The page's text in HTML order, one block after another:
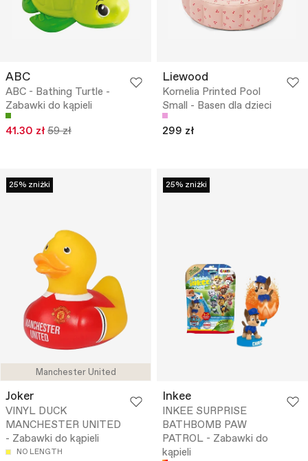
ABC
ABC - Bathing Turtle -
Zabawki do kąpieli
41.30 zł 59 zł
Liewood
Kornelia Printed Pool
Small - Basen dla dzieci
299 zł
Manchester United
25% zniżki
Joker
VINYL DUCK
MANCHESTER UNITED
- Zabawki do kąpieli
NO LENGTH
25% zniżki
Inkee
INKEE SURPRISE
BATHBOMB PAW
PATROL - Zabawki do
kąpieli